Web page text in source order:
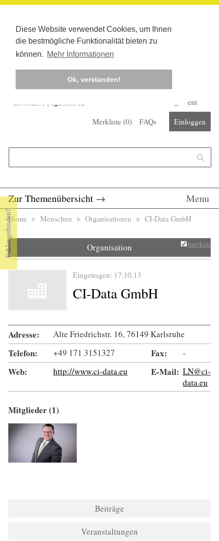
Diese Website verwendet Cookies, um Ihnen
die bestmögliche Funktionalität bieten zu
können. Mehr Informationen
Ok, verstanden!
Kostenlos registrieren
Corona-Management
Merkliste (0) FAQs Einloggen
Zur Themenübersicht → Menu
Sie sind hier
Home > Menschen > Organisationen > CI-Data GmbH
Organisation merken
Eingetragen: 17.10.13
CI-Data GmbH
Adresse: Alte Friedrichstr. 16, 76149 Karlsruhe
Telefon: +49 171 3151327 Fax: -
Web: http://www.ci-data.eu E-Mail: LN@ci-
data.eu
Mitglieder (1)
Beiträge
Veranstaltungen